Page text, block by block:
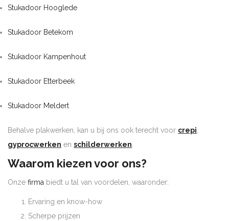
Stukadoor Hooglede
Stukadoor Betekom
Stukadoor Kampenhout
Stukadoor Etterbeek
Stukadoor Meldert
Behalve plakwerken, kan u bij ons ook terecht voor crepi,
gyprocwerken en schilderwerken.
Waarom kiezen voor ons?
Onze firma biedt u tal van voordelen, waaronder:
Ervaring en know-how
Scherpe prijzen